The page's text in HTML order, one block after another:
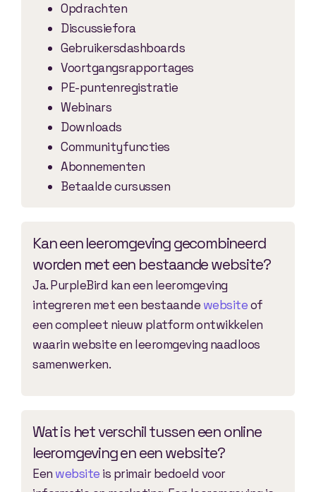
Opdrachten
Discussiefora
Gebruikersdashboards
Voortgangsrapportages
PE-puntenregistratie
Webinars
Downloads
Communityfuncties
Abonnementen
Betaalde cursussen
Kan een leeromgeving gecombineerd
worden met een bestaande website?
Ja. PurpleBird kan een leeromgeving
integreren met een bestaande websiteof
een compleet nieuw platform ontwikkelen
waarin website en leeromgeving naadloos
samenwerken.
Wat is het verschil tussen een online
leeromgeving en een website?
Een website is primair bedoeld voor